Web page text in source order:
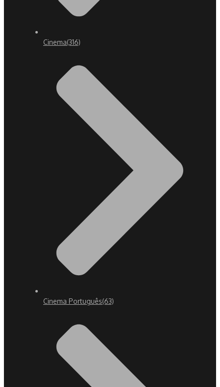
Cinema(316)
Cinema Português(63)